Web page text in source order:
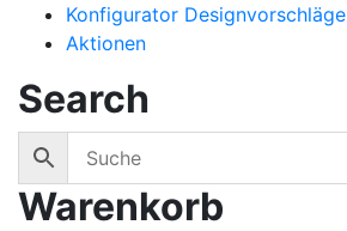
Konfigurator Designvorschläge
Aktionen
Search
Warenkorb